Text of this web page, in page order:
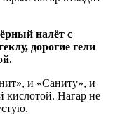
налёт с
дорогие гели
и «Саниту», и
кислотой. Нагар не